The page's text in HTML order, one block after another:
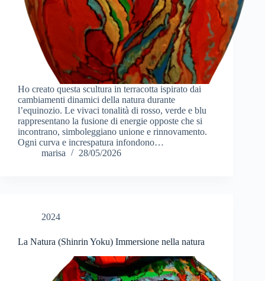
Ho creato questa scultura in terracotta ispirato dai
cambiamenti dinamici della natura durante
l’equinozio. Le vivaci tonalità di rosso, verde e blu
rappresentano la fusione di energie opposte che si
incontrano, simboleggiano unione e rinnovamento.
Ogni curva e increspatura infondono…
marisa
28/05/2026
2024
La Natura (Shinrin Yoku) Immersione nella natura